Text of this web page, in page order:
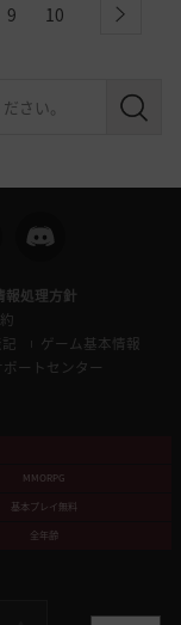
9 10 next
検
報処理方針
ゲーム基本情報
ポートセンター
MMORPG
基本プレイ無料
全年齢